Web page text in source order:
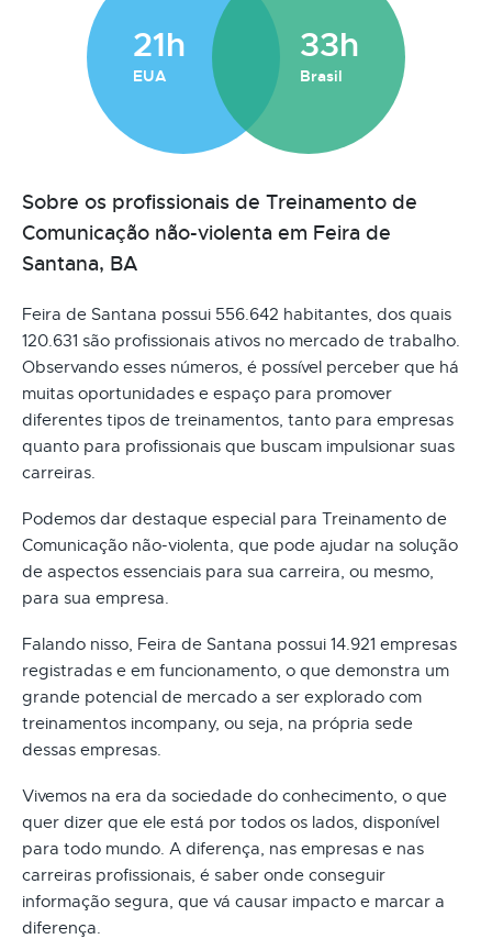
21h
EUA
33h
Brasil
Sobre os profissionais de Treinamento de
Comunicação não-violenta em Feira de
Santana, BA
Feira de Santana possui 556.642 habitantes, dos quais
120.631 são profissionais ativos no mercado de trabalho.
Observando esses números, é possível perceber que há
muitas oportunidades e espaço para promover
diferentes tipos de treinamentos, tanto para empresas
quanto para profissionais que buscam impulsionar suas
carreiras.
Podemos dar destaque especial para Treinamento de
Comunicação não-violenta, que pode ajudar na solução
de aspectos essenciais para sua carreira, ou mesmo,
para sua empresa.
Falando nisso, Feira de Santana possui 14.921 empresas
registradas e em funcionamento, o que demonstra um
grande potencial de mercado a ser explorado com
treinamentos incompany, ou seja, na própria sede
dessas empresas.
Vivemos na era da sociedade do conhecimento, o que
quer dizer que ele está por todos os lados, disponível
para todo mundo. A diferença, nas empresas e nas
carreiras profissionais, é saber onde conseguir
informação segura, que vá causar impacto e marcar a
diferença.